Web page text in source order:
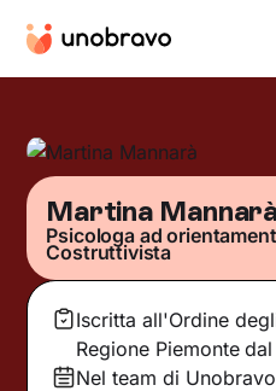
Martina
Psicologa ad
Costruttivista
Iscritta all'Ordine
Regione Piemonte dal
Nel team di